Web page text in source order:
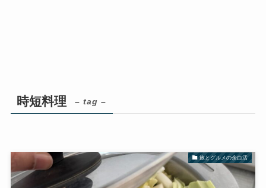
時短料理 – tag –
旅とグルメの余白活